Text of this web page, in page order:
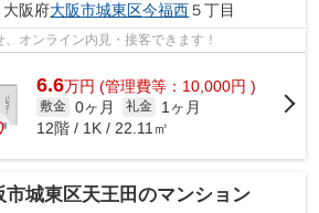
大阪府大阪市城東区今福西５丁目
オンライン内見・接客できます！
6.6万円 (管理費等：10,000円 )
敷金 0ヶ月 礼金
1ヶ月
12階 / 1K / 22.11㎡
市城東区天王田のマンション